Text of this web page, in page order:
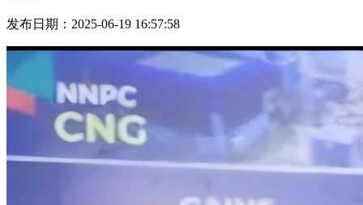
发布日期：2025-06-19 16:57:58